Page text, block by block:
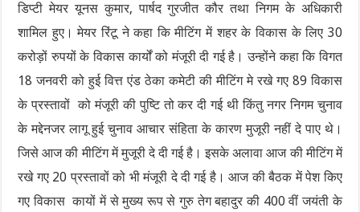
डिप्टी मेयर यूनस कुमार, पार्षद गुरजीत कौर तथा निगम के अधिकारी
शामिल हुए। मेयर रिंटू ने कहा कि मीटिंग में शहर के विकास के लिए 30
करोड़ों रुपयों के विकास कार्यों को मंजूरी दी गई है। उन्होंने कहा कि विगत
18 जनवरी को हुई वित्त एंड ठेका कमेटी की मीटिंग मे रखे गए 89 विकास
के प्रस्तावों को मंजूरी की पुष्टि तो कर दी गई थी किंतु नगर निगम चुनाव
के मद्देनजर लागू हुई चुनाव आचार संहिता के कारण मुजूरी नहीं दे पाए थे।
जिसे आज की मीटिंग में मुजूरी दे दी गई है। इसके अलावा आज की मीटिंग में
रखे गए 20 प्रस्तावों को भी मंजूरी दे दी गई है। आज की बैठक में पेश किए
गए विकास कायों में से मुख्य रूप से गुरु तेग बहादुर की 400 वीं जयंती के